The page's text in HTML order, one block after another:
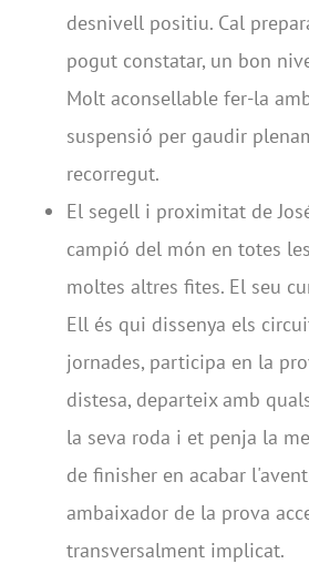
desnivell positiu. Cal
pogut constatar, un bon
Molt aconsellable fer-la
suspensió per gaudir
recorregut.
El segell i proximitat de
campió del món en totes
moltes altres fites. El seu
Ell és qui dissenya els
jornades, participa en la
distesa, departeix amb
la seva roda i et penja la
de finisher en acabar
ambaixador de la prova
transversalment implicat.